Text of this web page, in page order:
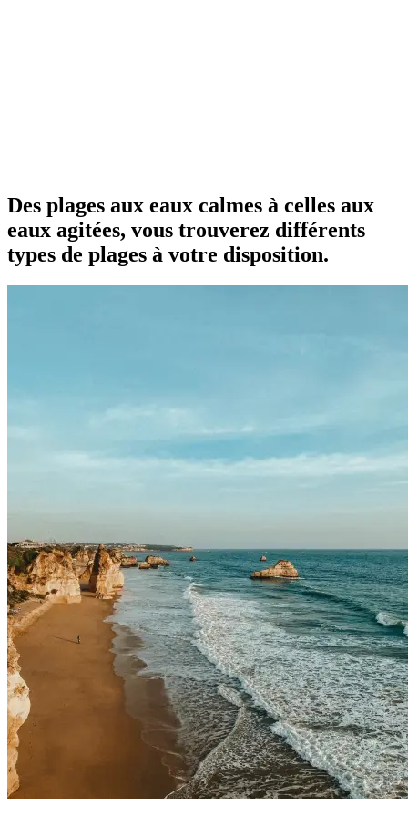
Des plages aux eaux calmes à celles aux
eaux agitées, vous trouverez différents
types de plages à votre disposition.